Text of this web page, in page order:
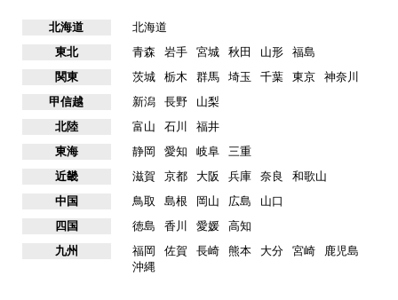
北海道
北海道
東北
青森 岩手 宮城 秋田 山形
福島
関東
茨城 栃木 群馬 埼玉 千葉 東京
神奈川
甲信越
新潟 長野
山梨
北陸
富山 石川
福井
東海
静岡 愛知 岐阜
三重
近畿
滋賀 京都 大阪 兵庫 奈良
和歌山
中国
鳥取 島根 岡山 広島
山口
四国
徳島 香川 愛媛
高知
九州
福岡 佐賀 長崎 熊本 大分 宮崎
鹿児島
沖縄